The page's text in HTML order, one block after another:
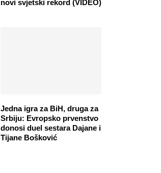
novi svjetski rekord (VIDEO)
Jedna igra za BiH, druga za
Srbiju: Evropsko prvenstvo
donosi duel sestara Dajane i
Tijane Bošković